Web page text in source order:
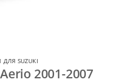
SUZUKI
2001-2007